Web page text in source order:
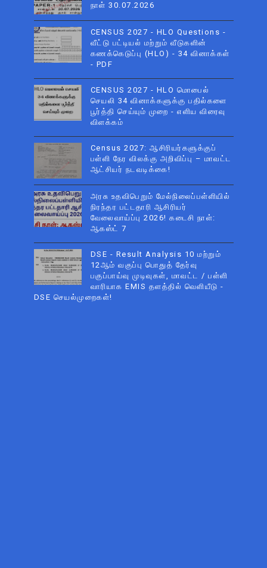
நாள் 30.07.2026
CENSUS 2027 - HLO Questions -
வீட்டு பட்டியல் மற்றும் வீடுகளின்
கணக்கெடுப்பு (HLO) - 34 வினாக்கள்
- PDF
CENSUS 2027 - HLO மொபைல்
செயலி 34 வினாக்களுக்கு பதில்களை
பூர்த்தி செய்யும் முறை - எளிய விரைவு
விளக்கம்
Census 2027: ஆசிரியர்களுக்குப்
பள்ளி நேர விலக்கு அறிவிப்பு – மாவட்ட
ஆட்சியர் நடவடிக்கை!
அரசு உதவிபெறும் மேல்நிலைப்பள்ளியில்
நிரந்தர பட்டதாரி ஆசிரியர்
வேலைவாய்ப்பு 2026! கடைசி நாள்:
ஆகஸ்ட் 7
DSE - Result Analysis 10 மற்றும்
12ஆம் வகுப்பு பொதுத் தேர்வு
பகுப்பாய்வு முடிவுகள், மாவட்ட / பள்ளி
வாரியாக EMIS தளத்தில் வெளியீடு -
DSE செயல்முறைகள்!